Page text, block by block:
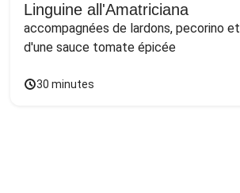
Linguine all'Amatriciana
accompagnées de lardons, pecorino et
d'une sauce tomate épicée
30 minutes